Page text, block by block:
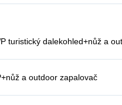
turistický dalekohled+nůž a
a outdoor zapalovač